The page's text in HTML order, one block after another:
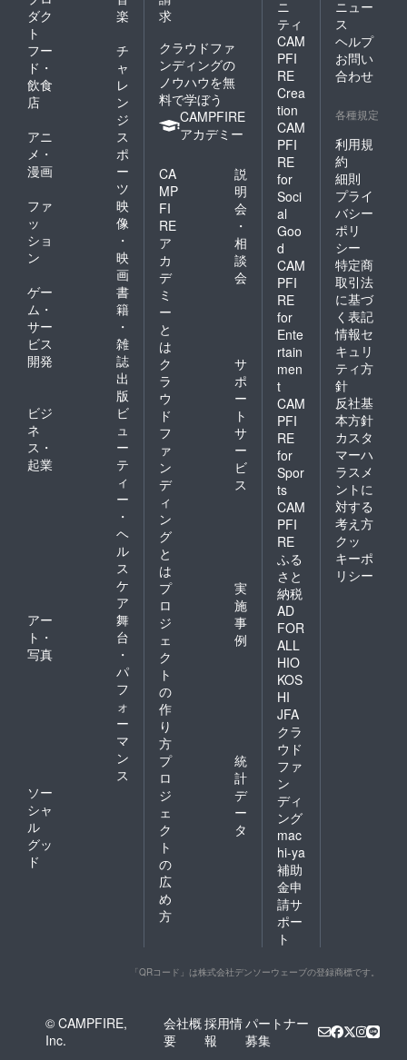
と思います。改めまし
て、たくさんの協力あ
りがとうございまし
ダク
ト
楽
フー
ド・
飲食
店
チ
ャ
レ
ン
ジ
アニ
メ・
漫画
ス
ポ
ー
ツ
ファ
ッ
ショ
ン
映
像
・
映
画
ゲー
ム・
サー
ビス
開発
書
籍
・
雑
誌
出
版
ビジ
ネ
ス・
起業
ビ
ュ
ー
テ
ィ
ー
・
ヘ
ル
ス
ケ
ア
アー
ト・
写真
舞
台
・
パ
フ
ォ
ー
マ
ン
ス
ソー
シャ
ル
グッ
ド
求
クラウドファ
ンディングの
ノウハウを無
料で学ぼう
CAMPFIRE
アカデミー
CA
MP
FI
RE
ア
カ
デ
ミ
ー
と
は
説
明
会
・
相
談
会
ク
ラ
ウ
ド
フ
ァ
ン
デ
ィ
ン
グ
と
は
サ
ポ
ー
ト
サ
ー
ビ
ス
プ
ロ
ジ
ェ
ク
ト
の
作
り
方
実
施
事
例
プ
ロ
ジ
ェ
ク
ト
の
広
め
方
統
計
デ
ー
タ
ニ
ティ
CAM
PFI
RE
Crea
tion
CAM
PFI
RE
for
Soci
al
Goo
d
CAM
PFI
RE
for
Ente
rtain
men
t
CAM
PFI
RE
for
Spor
ts
CAM
PFI
RE
ふる
さと
納税
AD
FOR
ALL
HIO
KOS
HI
JFA
クラ
ウド
ファ
ン
ディ
ング
mac
hi-ya
補助
金申
請サ
ポー
ト
ニュー
ス
ヘルプ
お問い
合わせ
各種規定
利用規
約
細則
プライ
バシー
ポリ
シー
特定商
取引法
に基づ
く表記
情報セ
キュリ
ティ方
針
反社基
本方針
カスタ
マーハ
ラスメ
ントに
対する
考え方
クッ
キーポ
リシー
「QRコード」は株式会社デンソーウェーブの登録商標です。
© CAMPFIRE,
Inc.
会社概
要
採用情
報
パートナー
募集